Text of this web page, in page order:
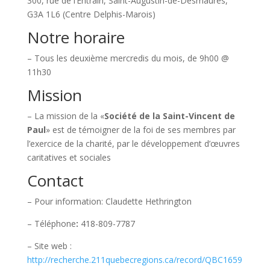
G3A 1L6 (Centre Delphis-Marois)
Notre horaire
– Tous les deuxième mercredis du mois, de 9h00 @
11h30
Mission
– La mission de la «Société de la Saint-Vincent de
Paul» est de témoigner de la foi de ses membres par
l’exercice de la charité, par le développement d’œuvres
caritatives et sociales
Contact
– Pour information: Claudette Hethrington
– Téléphone: 418-809-7787
– Site web :
http://recherche.211quebecregions.ca/record/QBC1659